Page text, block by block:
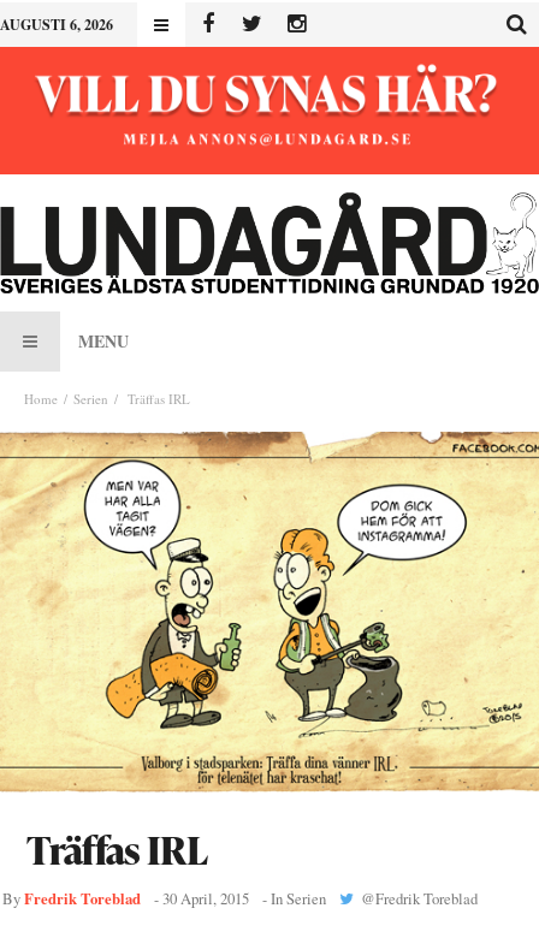
AUGUSTI 6, 2026
MENU
Home Serien Träffas IRL
Träffas IRL
ByFredrik Toreblad -30 April, 2015 - InSerien @Fredrik Toreblad